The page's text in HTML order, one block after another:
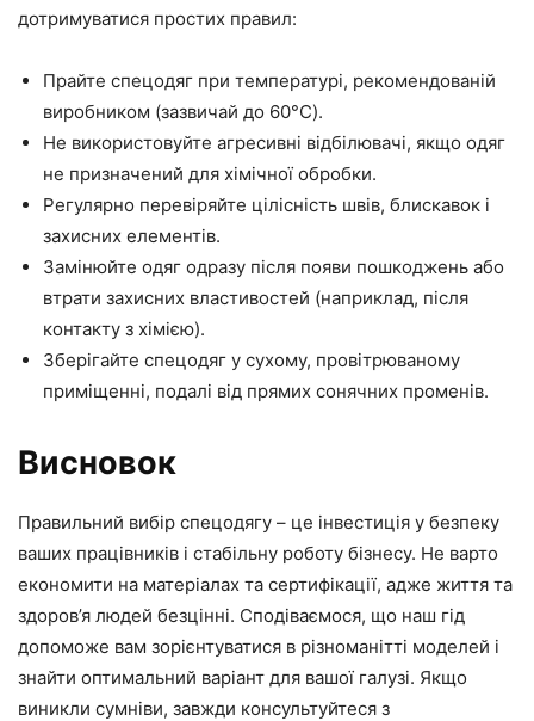
дотримуватися простих правил:
Прайте спецодяг при температурі, рекомендованій
виробником (зазвичай до 60°C).
Не використовуйте агресивні відбілювачі, якщо одяг
не призначений для хімічної обробки.
Регулярно перевіряйте цілісність швів, блискавок і
захисних елементів.
Замінюйте одяг одразу після появи пошкоджень або
втрати захисних властивостей (наприклад, після
контакту з хімією).
Зберігайте спецодяг у сухому, провітрюваному
приміщенні, подалі від прямих сонячних променів.
Висновок
Правильний вибір спецодягу – це інвестиція у безпеку
ваших працівників і стабільну роботу бізнесу. Не варто
економити на матеріалах та сертифікації, адже життя та
здоров’я людей безцінні. Сподіваємося, що наш гід
допоможе вам зорієнтуватися в різноманітті моделей і
знайти оптимальний варіант для вашої галузі. Якщо
виникли сумніви, завжди консультуйтеся з